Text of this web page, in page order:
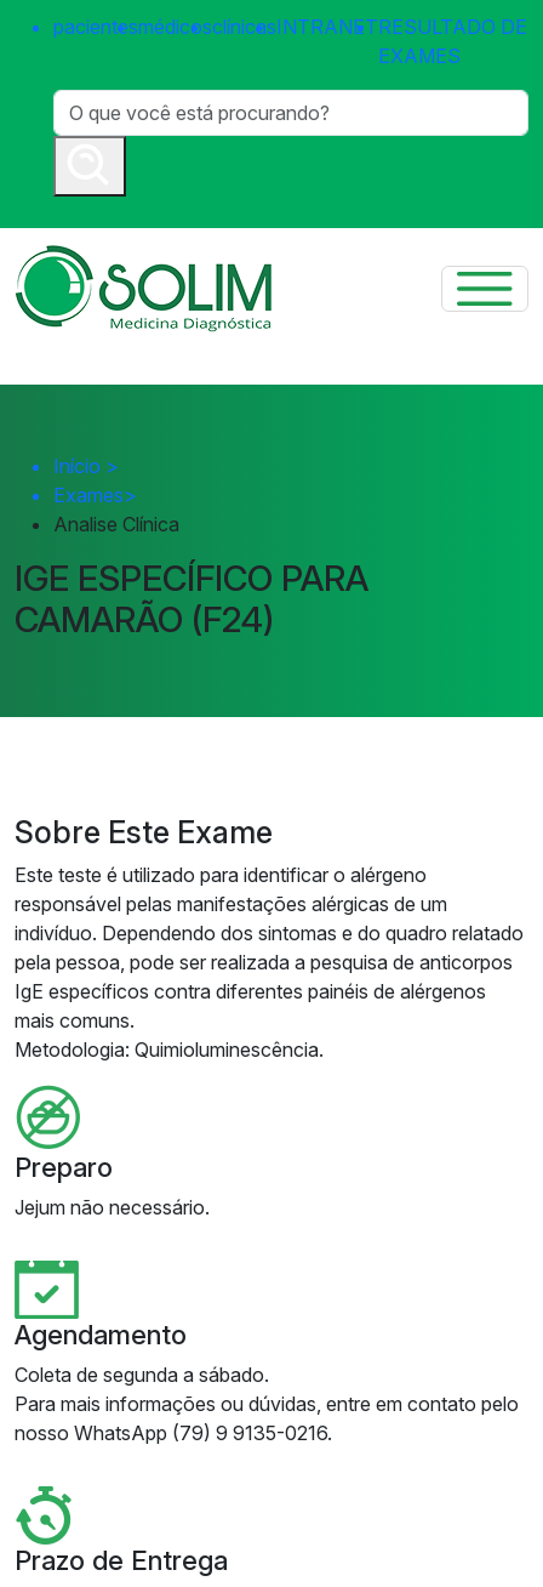
pacientesmédicosclínicasINTRANETRESULTADO DE
EXAMES
Início >
Exames>
Analise Clínica
IGE ESPECÍFICO PARA
CAMARÃO (F24)
Sobre Este Exame
Este teste é utilizado para identificar o alérgeno
responsável pelas manifestações alérgicas de um
indivíduo. Dependendo dos sintomas e do quadro relatado
pela pessoa, pode ser realizada a pesquisa de anticorpos
IgE específicos contra diferentes painéis de alérgenos
mais comuns.
Metodologia: Quimioluminescência.
Preparo
Jejum não necessário.
Agendamento
Coleta de segunda a sábado.
Para mais informações ou dúvidas, entre em contato pelo
nosso WhatsApp (79) 9 9135-0216.
Prazo de Entrega